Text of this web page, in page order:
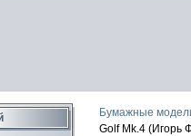
Бумажные
Golf Mk.4 (Игорь